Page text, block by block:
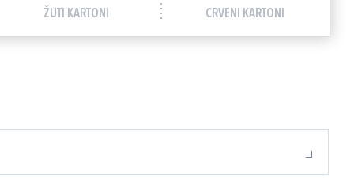
ŽUTI KARTONI CRVENI KARTONI